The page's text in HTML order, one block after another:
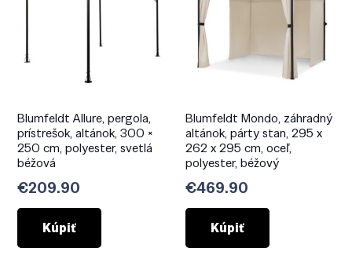
Blumfeldt Allure, pergola,
prístrešok, altánok, 300 ×
250 cm, polyester, svetlá
béžová
€209.90
Kúpiť
Blumfeldt Mondo, záhradný
altánok, párty stan, 295 x
262 x 295 cm, oceľ,
polyester, béžový
€469.90
Kúpiť